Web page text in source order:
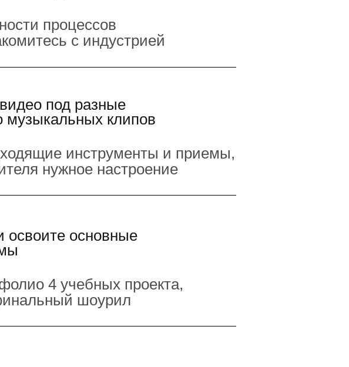
процессов
с индустрией
под разные
музыкальных клипов
освоите основные
инструменты и приемы,
нужное настроение
4 учебных проекта,
шоурил